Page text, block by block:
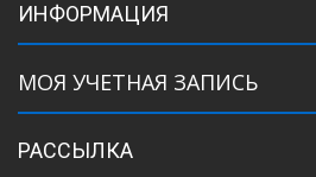
ИНФОРМАЦИЯ
МОЯ УЧЕТНАЯ ЗАПИСЬ
РАССЫЛКА